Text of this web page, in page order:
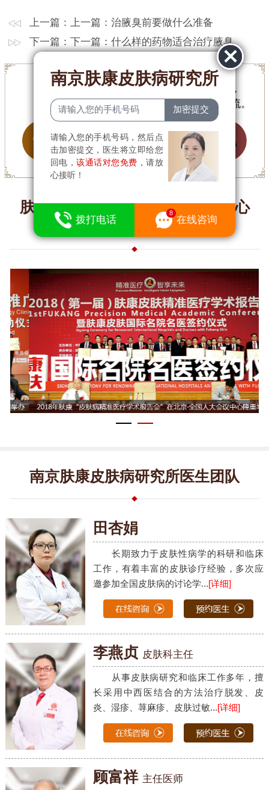
上一篇：上一篇： 治腋臭前要做什么准备
下一篇：下一篇： 什么样的药物适合治疗腋臭
为节省您的手机流量，文章内容简短，
有任何疑问可点击咨询 与医生在线交流。
肤康多次在北京·全国人大会议中心
举办国际性皮肤峰会
南京肤康皮肤病研究所医生团队
田杏娟
长期致力于皮肤性病学的科研和临床
工作，有着丰富的皮肤诊疗经验，多次应
邀参加全国皮肤病的讨论学...[详细]
李燕贞 皮肤科主任
从事皮肤病研究和临床工作多年，擅
长采用中西医结合的方法治疗脱发、皮
炎、湿疹、荨麻疹、皮肤过敏...[详细]
顾富祥 主任医师
南京肤康皮肤病研究所
请输入您的手机号码，然后点
击加密提交，医生将立即给您
回电，该通话对您免费 ，请放
心接听！
拨打电话 在线咨询